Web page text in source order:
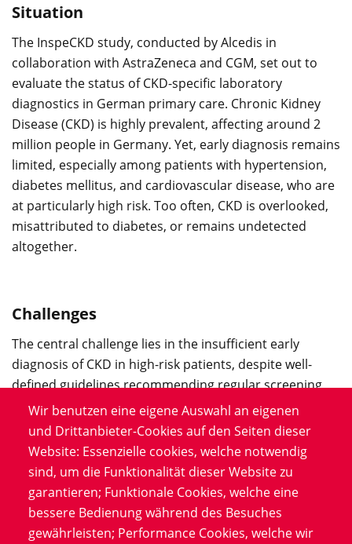
Situation
The InspeCKD study, conducted by Alcedis in
collaboration with AstraZeneca and CGM, set out to
evaluate the status of CKD-specific laboratory
diagnostics in German primary care. Chronic Kidney
Disease (CKD) is highly prevalent, affecting around 2
million people in Germany. Yet, early diagnosis remains
limited, especially among patients with hypertension,
diabetes mellitus, and cardiovascular disease, who are
at particularly high risk. Too often, CKD is overlooked,
misattributed to diabetes, or remains undetected
altogether.
Challenges
The central challenge lies in the insufficient early
diagnosis of CKD in high-risk patients, despite well-
defined guidelines recommending regular screening
and monitoring. AstraZeneca’s hypothesis suggests
that the issue is not only a lack of awareness among
patients but also an educational gap among
physicians, leading to underutilization of guideline-
recommended testing. As a result, many patients
remain undiagnosed, with CKD concealed until it
reaches more advanced stages.
Wir benutzen eine eigene Auswahl an eigenen
und Drittanbieter-Cookies auf den Seiten dieser
Website: Essenzielle cookies, welche notwendig
sind, um die Funktionalität dieser Website zu
garantieren; Funktionale Cookies, welche eine
bessere Bedienung während des Besuches
gewährleisten; Performance Cookies, welche wir